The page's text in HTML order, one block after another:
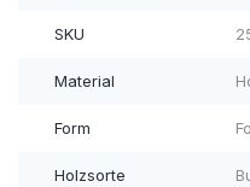
SKU
Material
Form
Holzsorte